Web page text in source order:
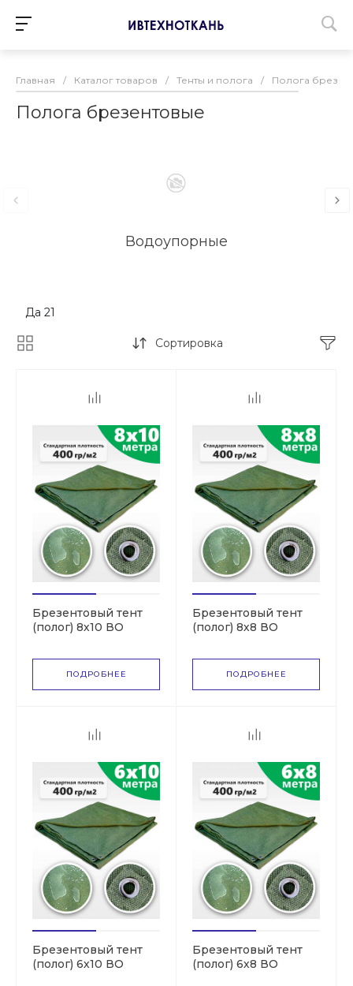
Главная / Каталог товаров / Тенты и полога / Полога
Полога брезентовые
Водоупорные
Да 21
Сортировка
Брезентовый тент
(полог) 8х10 ВО
ПОДРОБНЕЕ
Брезентовый тент
(полог) 8х8 ВО
ПОДРОБНЕЕ
Брезентовый тент
(полог) 6х10 ВО
Брезентовый тент
(полог) 6х8 ВО